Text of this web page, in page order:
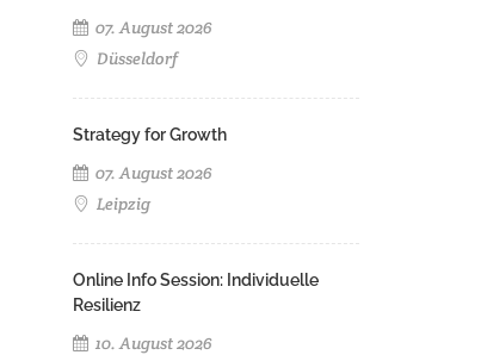
07. August 2026
Düsseldorf
Strategy for Growth
07. August 2026
Leipzig
Online Info Session: Individuelle
Resilienz
10. August 2026